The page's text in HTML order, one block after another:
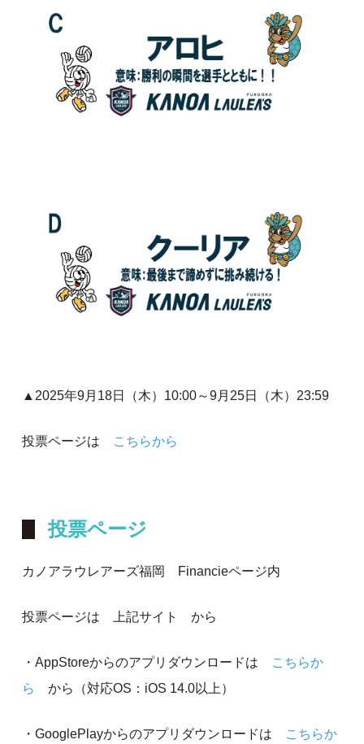
▲2025年9月18日（木）10:00～9月25日（木）23:59
投票ページは こちらから
投票ページ
カノアラウレアーズ福岡 Financieページ内
投票ページは 上記サイト から
・AppStoreからのアプリダウンロードは
こちらか
ら
から（対応OS：iOS 14.0以上）
・GooglePlayからのアプリダウンロードは
こちらか